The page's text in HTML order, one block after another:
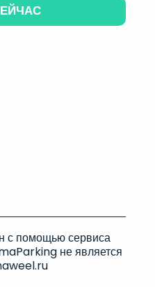
с помощью сервиса
не является